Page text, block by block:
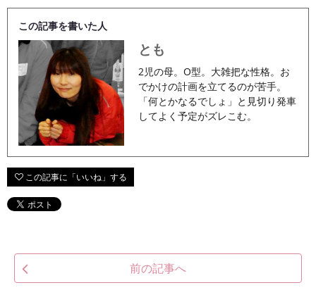
この記事を書いた人
とも
2児の母。O型。大雑把な性格。お
でかけの計画を立てるのが苦手。
「何とかなるでしょ」と見切り発車
してよく予定がズレこむ。
前の記事へ